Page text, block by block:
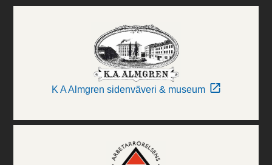
K A Almgren sidenväveri & museum